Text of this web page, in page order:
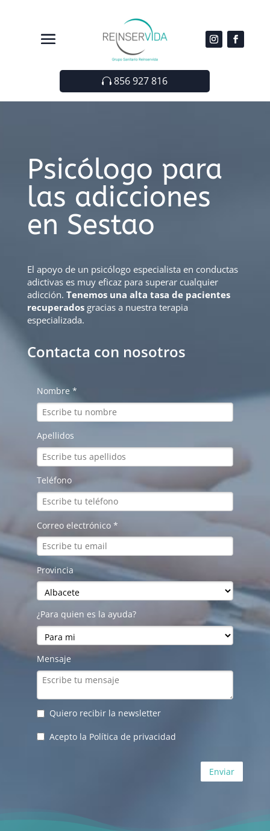
856 927 816
Psicólogo para
las adicciones
en Sestao
El apoyo de un psicólogo especialista en conductas
adictivas es muy eficaz para superar cualquier
adicción. Tenemos una alta tasa de pacientes
recuperadosgracias a nuestra terapia
especializada.
Contacta con nosotros